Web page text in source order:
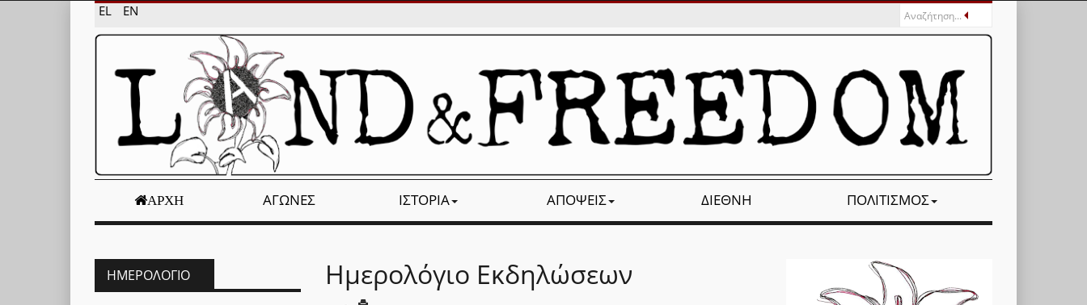
EL EN
ΑΡΧΉ ΑΓΏΝΕΣ ΙΣΤΟΡΊΑ ΑΠΌΨΕΙΣ ΔΙΕΘΝΉ ΠΟΛΙΤΙΣΜΌΣ
Ημερολόγιο Εκδηλώσεων
ΗΜΕΡΟΛΌΓΙΟ